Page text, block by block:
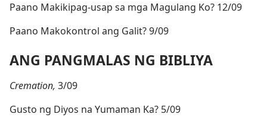
Paano Makikipag-usap sa mga Magulang Ko? 12/09
Paano Makokontrol ang Galit? 9/09
ANG PANGMALAS NG BIBLIYA
Cremation, 3/09
Gusto ng Diyos na Yumaman Ka? 5/09